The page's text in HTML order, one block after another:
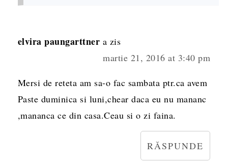
elvira paungarttner a zis
martie 21, 2016 at 3:40 pm
Mersi de reteta am sa-o fac sambata ptr.ca avem
Paste duminica si luni,chear daca eu nu mananc
,mananca ce din casa.Ceau si o zi faina.
RĂSPUNDE